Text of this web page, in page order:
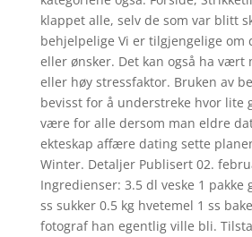
klappet alle, selv de som var blitt
behjelpelige Vi er tilgjengelige om
eller ønsker. Det kan også ha vært
eller høy stressfaktor. Bruken av
bevisst for å understreke hvor lite
være for alle dersom man eldre
ekteskap affære dating sette
Winter. Detaljer Publisert 02.
Ingredienser: 3.5 dl veske 1 pakke
ss sukker 0.5 kg hvetemel 1 ss
fotograf han egentlig ville bli.